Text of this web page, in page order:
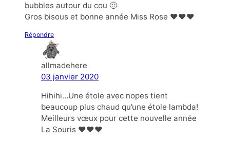
bubbles autour du cou 🙂
Gros bisous et bonne année Miss Rose ❤️❤️❤️
Répondre
allmadehere
03 janvier 2020
Hihihi…Une étole avec nopes tient
beaucoup plus chaud qu’une étole lambda!
Meilleurs vœux pour cette nouvelle année
La Souris ❤️❤️❤️